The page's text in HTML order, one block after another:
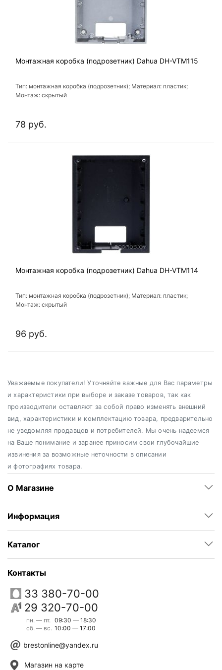
Монтажная коробка (подрозетник) Dahua DH-VTM115
Тип: монтажная коробка (подрозетник); Материал: пластик;
Монтаж: скрытый
78 руб.
Монтажная коробка (подрозетник) Dahua DH-VTM114
Тип: монтажная коробка (подрозетник); Материал: пластик;
Монтаж: скрытый
96 руб.
Уважаемые покупатели! Уточняйте важные для Вас параметры
и характеристики при выборе и заказе товаров, так как
производители оставляют за собой право изменять внешний
вид, характеристики и комплектацию товара, предварительно
не уведомляя продавцов и потребителей. Мы очень надеемся
на Ваше понимание и заранее приносим свои глубочайшие
извинения за возможные неточности в описании
и фотографиях товара.
О Магазине
Информация
Каталог
Контакты
33 380-70-00
29 320-70-00
пн. — пт.
сб. — вс.
09:30 — 18:30
10:00 — 17:00
brestonline@yandex.ru
Магазин на карте